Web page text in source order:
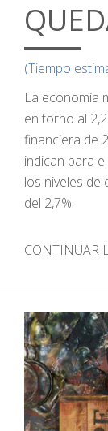
(Tiempo
La economía
en torno al
financiera de
indican para
los niveles de
del 2,7%.
CONTINUAR